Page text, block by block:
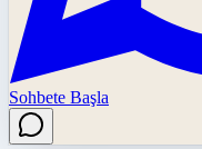
Sohbete Başla